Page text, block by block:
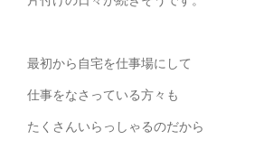
最初から自宅を仕事場にして
仕事をなさっている方々も
たくさんいらっしゃるのだから